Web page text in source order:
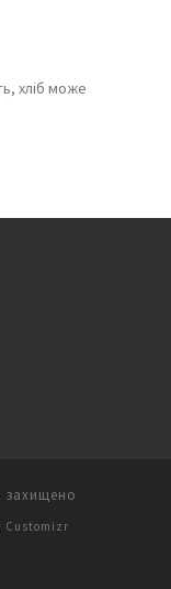
хліб може
захищено
Customizr